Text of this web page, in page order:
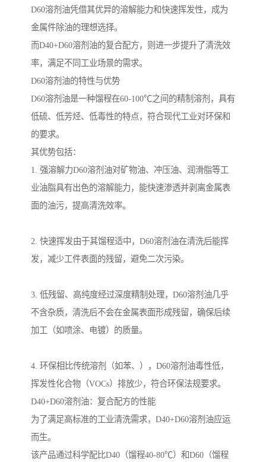
D60溶剂油凭借其优异的溶解能力和快速挥发性，成为
金属件除油的理想选择。
而D40+D60溶剂油的复合配方，则进一步提升了清洗效
率，满足不同工业场景的需求。
D60溶剂油的特性与优势
D60溶剂油是一种馏程在60-100℃之间的精制溶剂，具有
低硫、低芳烃、低毒性的特点，符合现代工业对环保和
的要求。
其优势包括：
1. 强溶解力D60溶剂油对矿物油、冲压油、润滑脂等工
业油脂具有出色的溶解能力，能快速渗透并剥离金属表
面的油污，提高清洗效率。
2. 快速挥发由于其馏程适中，D60溶剂油在清洗后能挥
发，减少工件表面的残留，避免二次污染。
3. 低残留、高纯度经过深度精制处理，D60溶剂油几乎
不含杂质，清洗后不会在金属表面形成残留，确保后续
加工（如喷涂、电镀）的质量。
4. 环保相比传统溶剂（如苯、），D60溶剂油毒性低，
挥发性化合物（VOCs）排放少，符合环保法规要求。
D40+D60溶剂油：复合配方的性能
为了满足高标准的工业清洗需求，D40+D60溶剂油应运
而生。
该产品通过科学配比D40（馏程40-80℃）和D60（馏程